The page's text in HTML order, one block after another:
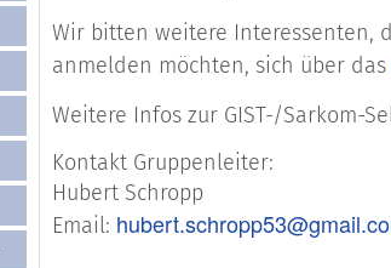
Wir bitten weitere Interessenten,
anmelden möchten, sich über das
Weitere Infos zur GIST-/Sarkom-
Kontakt Gruppenleiter:
Hubert Schropp
Email: